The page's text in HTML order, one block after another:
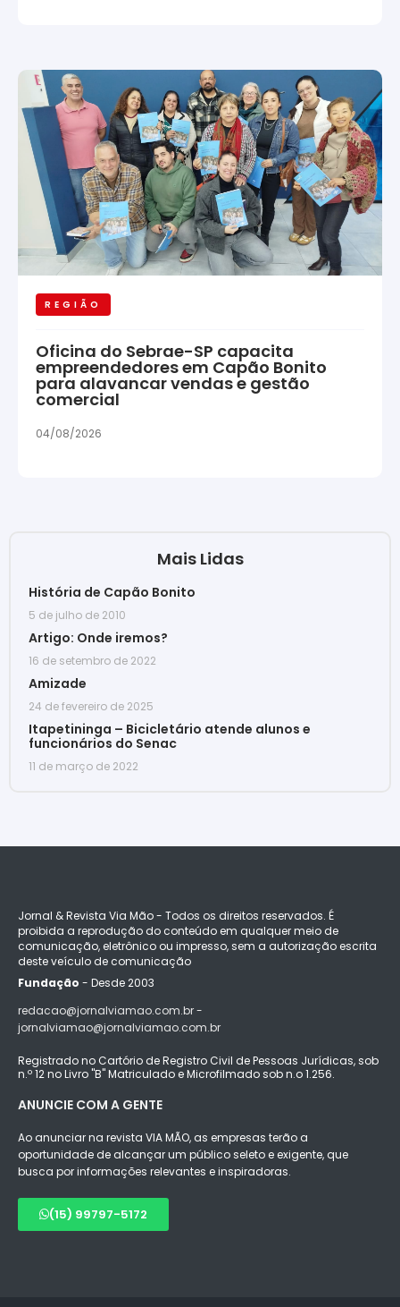
REGIÃO
Oficina do Sebrae-SP capacita
empreendedores em Capão Bonito
para alavancar vendas e gestão
comercial
04/08/2026
Mais Lidas
História de Capão Bonito
5 de julho de 2010
Artigo: Onde iremos?
16 de setembro de 2022
Amizade
24 de fevereiro de 2025
Itapetininga – Bicicletário atende alunos e
funcionários do Senac
11 de março de 2022
Jornal & Revista Via Mão - Todos os direitos reservados. É
proibida a reprodução do conteúdo em qualquer meio de
comunicação, eletrônico ou impresso, sem a autorização escrita
deste veículo de comunicação
Fundação - Desde 2003
redacao@jornalviamao.com.br -
jornalviamao@jornalviamao.com.br
Registrado no Cartório de Registro Civil de Pessoas Jurídicas, sob
n.º 12 no Livro "B" Matriculado e Microfilmado sob n.o 1.256.
ANUNCIE COM A GENTE
Ao anunciar na revista VIA MÃO, as empresas terão a
oportunidade de alcançar um público seleto e exigente, que
busca por informações relevantes e inspiradoras.
(15) 99797-5172